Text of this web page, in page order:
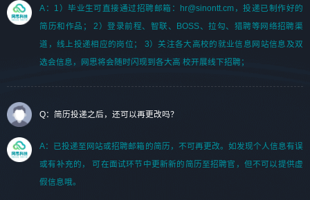
A：1）毕业生可直接通过招聘邮箱：hr@sinontt.cm，投递已制作好的
简历和作品； 2）登录前程、智联、BOSS、拉勾、猎聘等网络招聘渠
道，线上投递相应的岗位； 3）关注各大高校的就业信息网站信息及双
选会信息，网思将会随时闪现到各大高 校开展线下招聘；
Q：简历投递之后，还可以再更改吗？
A：已投递至网站或招聘邮箱的简历，不可再更改。如发现个人信息有误
或有补充的， 可在面试环节中更新新的简历至招聘官，但不可以提供虚
假信息哦。